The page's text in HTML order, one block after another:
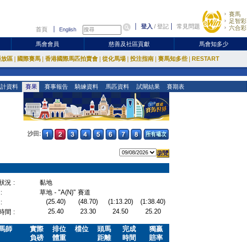
首頁 English 登入 /登記 常見問題
賽馬
足智彩
六合彩
馬會會員 慈善及社區貢獻 馬會知多少
區 國際賽馬 香港國際馬匹拍賣會 從化馬場 投注指南 賽馬知多些 RESTART
資料 賽果 賽事報告 騎練資料 馬匹資料 試閘結果 賽期表
沙田:
況 :
黏地
草地 - "A(N)" 賽道
(25.40) (48.70) (1:13.20)
(1:38.40)
間 :
25.40 23.30 24.50 25.20
師
實際
負磅
排位
體重
檔位
頭馬
距離
完成
時間
獨贏
賠率